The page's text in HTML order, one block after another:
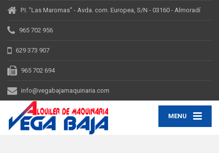
P.I. "Las Maromas" - Avda. com. Europea, S/N - 03160 - Almoradí
965 702 956
629 373 907
965 702 694
info@vegabajamaquinaria.com
MENU